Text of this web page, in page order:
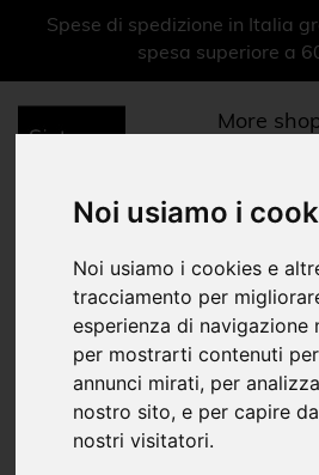
Noi usiamo i
Noi usiamo i cookies e
tracciamento per
esperienza di navigazione
per mostrarti contenuti
annunci mirati, per
nostro sito, e per capire
nostri visitatori.
Spese di spedizione in Italia
spesa superiore a
More
CD e DVD
DVD
Shop Musei Museo Nazionale